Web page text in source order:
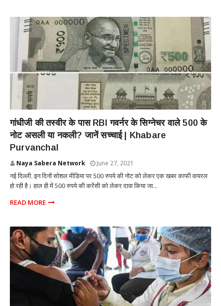
गांधीजी की तस्वीर के पास RBI गवर्नर के सिग्नेचर वाले ₹500 के
नोट असली या नकली? जानें सच्चाई | Khabare
Purvanchal
Naya Sabera Network June 27, 2021
नई दिल्ली. इन दिनों सोशल मीडिया पर 500 रुपये की नोट को लेकर एक खबर काफी वायरल
हो रही है। हाल ही में 500 रुपये की करेंसी को लेकर दावा किया जा...
READ MORE